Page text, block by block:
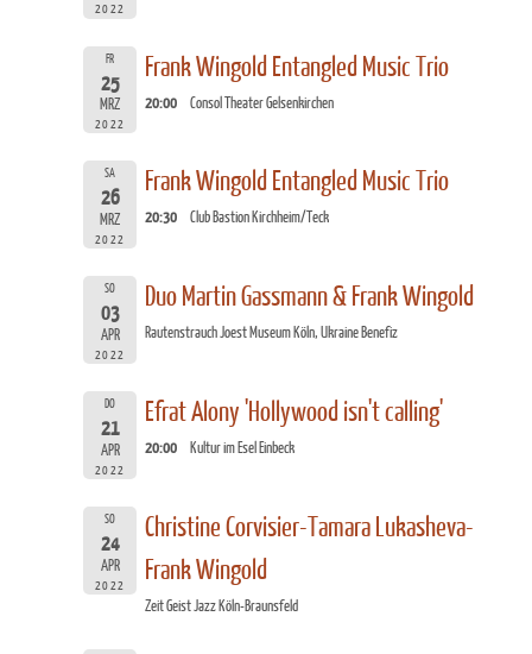
2022
FR
25
MRZ
2022
Frank Wingold Entangled Music Trio
20:00 Consol Theater Gelsenkirchen
SA
26
MRZ
2022
Frank Wingold Entangled Music Trio
20:30 Club Bastion Kirchheim/Teck
SO
03
APR
2022
Duo Martin Gassmann & Frank Wingold
Rautenstrauch Joest Museum Köln, Ukraine Benefiz
DO
21
APR
2022
Efrat Alony 'Hollywood isn't calling'
20:00 Kultur im Esel Einbeck
SO
24
APR
2022
Christine Corvisier-Tamara Lukasheva-
Frank Wingold
Zeit Geist Jazz Köln-Braunsfeld